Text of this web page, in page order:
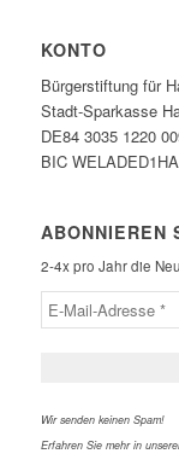
KONTO
Bürgerstiftung für
Stadt-Sparkasse
DE84 3035 1220
BIC
ABONNIEREN
2-4x pro Jahr die
Wir senden keinen Spam!
Erfahren Sie mehr in